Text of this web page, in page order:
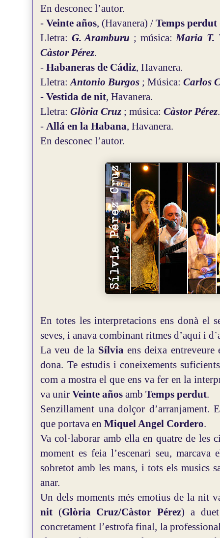
En desconec l’autor.
- Veinte años, (Havanera) / Temps perdut
Lletra: G. Aramburu ; música:Maria T.
Càstor Pérez.
- Habaneras de Cádiz, Havanera.
Lletra:Antonio Burgos ; Música: Carlos
- Vestida de nit, Havanera.
Lletra: Glòria Cruz ; música: Càstor Pérez.
- Allá en la Habana, Havanera.
En desconec l’autor.
En totes les interpretacions ens donà el
seves, i anava combinant ritmes d’aquí i
La veu de la Sílviaens deixa entreveure
dona. Te estudis i coneixements
com a mostra el que ens va fer en la
va unir Veinte años amb Temps perdut.
Senzillament una dolçor d’arranjament.
que portava en Miquel Angel Cordero.
Va col·laborar amb ella en quatre de les
moment es feia l’escenari seu,
sobretot amb les mans, i tots els musics
anar.
Un dels moments més emotius de la nit
nit (Glòria Cruz/Càstor Pérez) a
concretament l’estrofa final, la